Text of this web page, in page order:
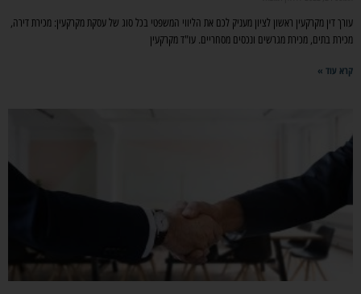
עורך דין מקרקעין ראשון לציון מעניק לכם את הליווי המשפטי בכל סוג של עסקת מקרקעין: מכירת דירה,
מכירת בתים, מכירת מגרשים ונכסים מסחריים. עו"ד מקרקעין
קרא עוד »